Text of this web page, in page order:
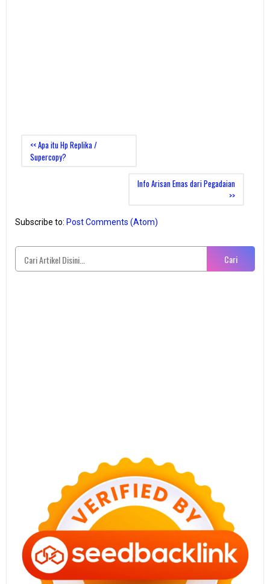
<< Apa itu Hp Replika /
Supercopy?
Info Arisan Emas dari Pegadaian
>>
Subscribe to: Post Comments (Atom)
Cari